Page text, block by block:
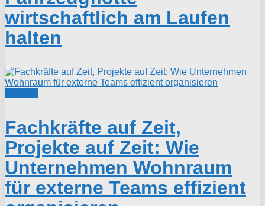
wirtschaftlich am Laufen
halten
Fachkräfte auf Zeit,
Projekte auf Zeit: Wie
Unternehmen Wohnraum
für externe Teams effizient